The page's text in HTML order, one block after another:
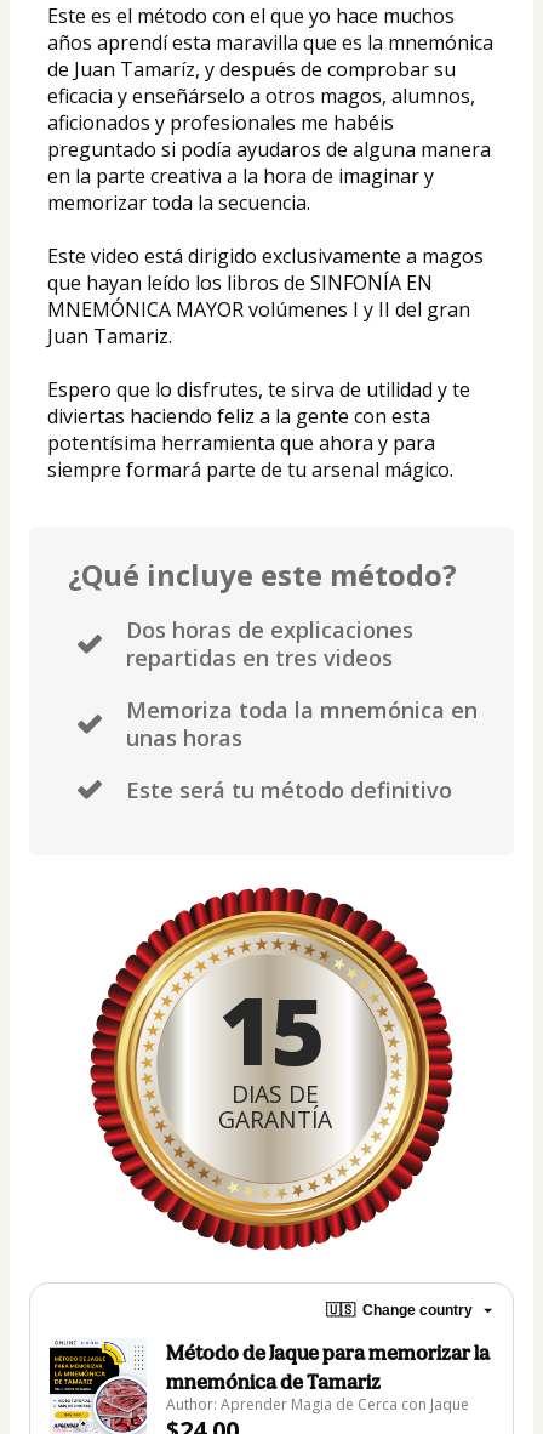
Este es el método con el que yo hace muchos
años aprendí esta maravilla que es la mnemónica
de Juan Tamaríz, y después de comprobar su
eficacia y enseñárselo a otros magos, alumnos,
aficionados y profesionales me habéis
preguntado si podía ayudaros de alguna manera
en la parte creativa a la hora de imaginar y
memorizar toda la secuencia.
Este video está dirigido exclusivamente a magos
que hayan leído los libros de SINFONÍA EN
MNEMÓNICA MAYOR volúmenes I y II del gran
Juan Tamariz.
Espero que lo disfrutes, te sirva de utilidad y te
diviertas haciendo feliz a la gente con esta
potentísima herramienta que ahora y para
siempre formará parte de tu arsenal mágico.
¿Qué incluye este método?
Dos horas de explicaciones
repartidas en tres videos
Memoriza toda la mnemónica en
unas horas
Este será tu método definitivo
15
DIAS DE
GARANTÍA
🇺🇸 Change country
Método de Jaque para memorizar la
mnemónica de Tamariz
Author: Aprender Magia de Cerca con Jaque